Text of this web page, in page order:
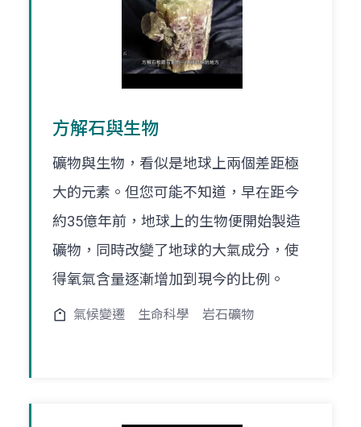
方解石與生物
礦物與生物，看似是地球上兩個差距極
大的元素。但您可能不知道，早在距今
約35億年前，地球上的生物便開始製造
礦物，同時改變了地球的大氣成分，使
得氧氣含量逐漸增加到現今的比例。
氣候變遷 生命科學 岩石礦物